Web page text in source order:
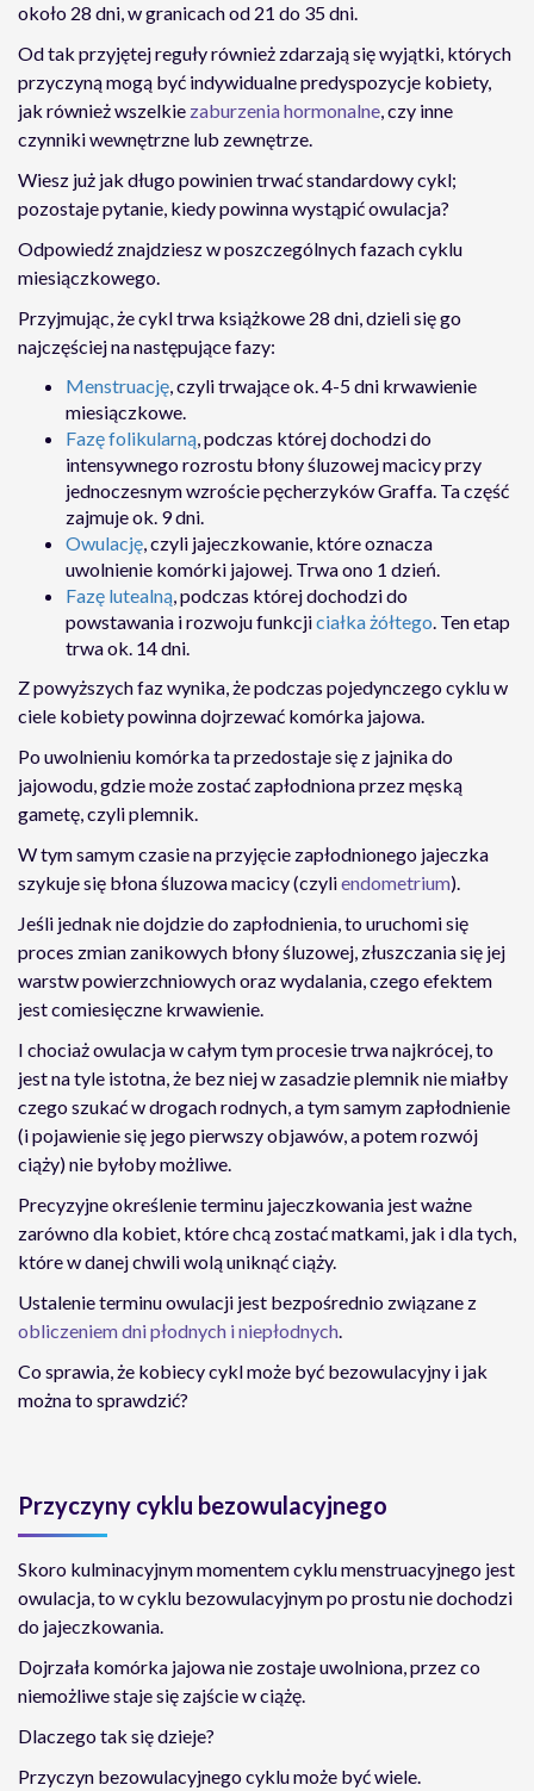
około 28 dni, w granicach od 21 do 35 dni.
Od tak przyjętej reguły również zdarzają się wyjątki, których
przyczyną mogą być indywidualne predyspozycje kobiety,
jak również wszelkie zaburzenia hormonalne, czy inne
czynniki wewnętrzne lub zewnętrze.
Wiesz już jak długo powinien trwać standardowy cykl;
pozostaje pytanie, kiedy powinna wystąpić owulacja?
Odpowiedź znajdziesz w poszczególnych fazach cyklu
miesiączkowego.
Przyjmując, że cykl trwa książkowe 28 dni, dzieli się go
najczęściej na następujące fazy:
Menstruację, czyli trwające ok. 4-5 dni krwawienie
miesiączkowe.
Fazę folikularną, podczas której dochodzi do
intensywnego rozrostu błony śluzowej macicy przy
jednoczesnym wzroście pęcherzyków Graffa. Ta część
zajmuje ok. 9 dni.
Owulację, czyli jajeczkowanie, które oznacza
uwolnienie komórki jajowej. Trwa ono 1 dzień.
Fazę lutealną, podczas której dochodzi do
powstawania i rozwoju funkcjiciałka żółtego. Ten etap
trwa ok. 14 dni.
Z powyższych faz wynika, że podczas pojedynczego cyklu w
ciele kobiety powinna dojrzewać komórka jajowa.
Po uwolnieniu komórka ta przedostaje się z jajnika do
jajowodu, gdzie może zostać zapłodniona przez męską
gametę, czyli plemnik.
W tym samym czasie na przyjęcie zapłodnionego jajeczka
szykuje się błona śluzowa macicy (czyliendometrium).
Jeśli jednak nie dojdzie do zapłodnienia, to uruchomi się
proces zmian zanikowych błony śluzowej, złuszczania się jej
warstw powierzchniowych oraz wydalania, czego efektem
jest comiesięczne krwawienie.
I chociaż owulacja w całym tym procesie trwa najkrócej, to
jest na tyle istotna, że bez niej w zasadzie plemnik nie miałby
czego szukać w drogach rodnych, a tym samym zapłodnienie
(i pojawienie się jego pierwszy objawów, a potem rozwój
ciąży) nie byłoby możliwe.
Precyzyjne określenie terminu jajeczkowania jest ważne
zarówno dla kobiet, które chcą zostać matkami, jak i dla tych,
które w danej chwili wolą uniknąć ciąży.
Ustalenie terminu owulacji jest bezpośrednio związane z
obliczeniem dni płodnych i niepłodnych.
Co sprawia, że kobiecy cykl może być bezowulacyjny i jak
można to sprawdzić?
Przyczyny cyklu bezowulacyjnego
Skoro kulminacyjnym momentem cyklu menstruacyjnego jest
owulacja, to w cyklu bezowulacyjnym po prostu nie dochodzi
do jajeczkowania.
Dojrzała komórka jajowa nie zostaje uwolniona, przez co
niemożliwe staje się zajście w ciążę.
Dlaczego tak się dzieje?
Przyczyn bezowulacyjnego cyklu może być wiele.